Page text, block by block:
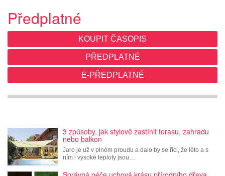
Předplatné
KOUPIT ČASOPIS
PŘEDPLATNÉ
E-PŘEDPLATNÉ
3 způsoby, jak stylově zastínit terasu, zahradu
nebo balkon
Jaro je už v plném proudu a dalo by se říci, že léto a s
ním i vysoké teploty jsou…